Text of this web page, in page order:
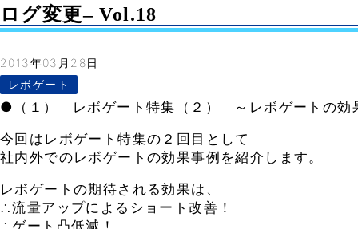
ログ変更– Vol.18
2013年03月28日
レボゲート
●（１） レボゲート特集（２） ～レボゲートの効
今回はレボゲート特集の２回目として
社内外でのレボゲートの効果事例を紹介します。
レボゲートの期待される効果は、
∴流量アップによるショート改善！
∴ゲート凸低減！